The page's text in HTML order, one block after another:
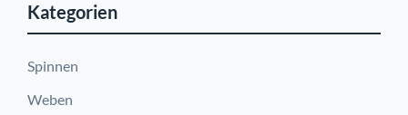
Kategorien
Spinnen
Weben